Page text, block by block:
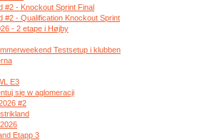
#2 - Knockout Sprint Final
#2 - Qualification Knockout Sprint
- 2 etape i Højby
Testsetup i klubben
E3
się w aglomeracji
#2
Etapp 3